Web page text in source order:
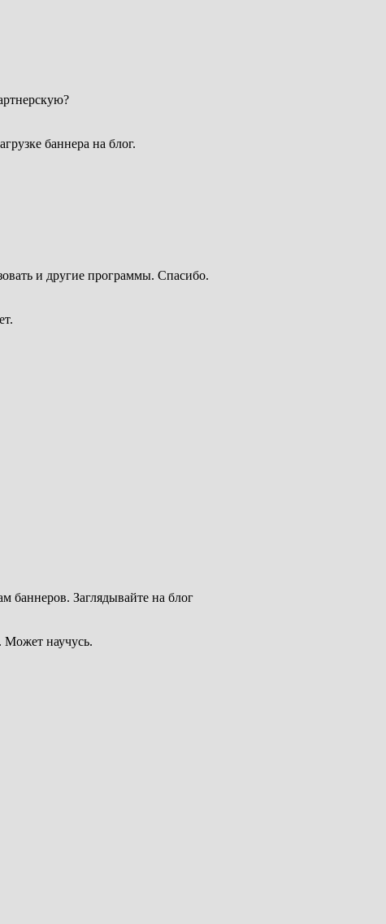
баннера на блог.
и другие программы. Спасибо.
баннеров. Заглядывайте на блог
научусь.